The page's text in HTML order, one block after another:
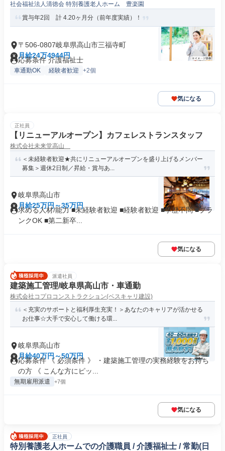
社会福祉法人清徳会 特別養護老人ホーム 豊楽園
賞与年2回 計 4.20ヶ月分（前年度実績）！
〒506-0807岐阜県高山市三福寺町
月給24万4944円
応募条件 介護福祉士
車通勤OK 経験者歓迎 +2個
気になる
正社員
【リニューアルオープン】カフェレストランスタッフ
株式会社未来堂高山
＜未経験者歓迎★共にリニューアルオープンを盛り上げるメンバー
募集＞週休2日制／昇給・賞与あ...
岐阜県高山市
月給25万円～35万円
求める人材/能力 ■未経験者歓迎 ■経験者歓迎 ■学歴不問 ■ブラ
ンクOK ■第二新卒...
気になる
派遣社員
建築施工管理/岐阜県高山市・車通勤
株式会社コプロコンストラクション(ベスキャリ建設)
＜充実のサポートと福利厚生充実！＞あなたのキャリアが活かせる
お仕事☆大手で安心して働ける環...
岐阜県高山市
月給40万円～50万円
応募条件 《 必須条件 》 ・建築施工管理の実務経験をお持ち
の方 《 こんな方にピッ...
無期雇用派遣 +7個
気になる
正社員
特別養護老人ホームでの介護職員 / 介護福祉士 / 常勤(日